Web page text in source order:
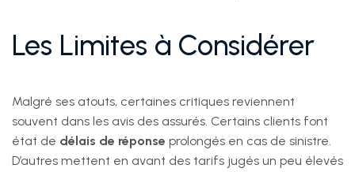
Les Limites à Considérer
Malgré ses atouts, certaines critiques reviennent
souvent dans les avis des assurés. Certains clients font
état de délais de réponse prolongés en cas de sinistre.
D’autres mettent en avant des tarifs jugés un peu élevés